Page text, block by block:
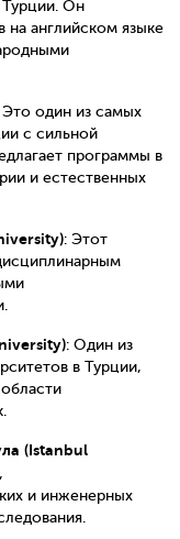
Турции. Он
на английском языке
Это один из самых
с сильной
программы в
и естественных
: Этот
: Один из
в Турции,
(Istanbul
и инженерных